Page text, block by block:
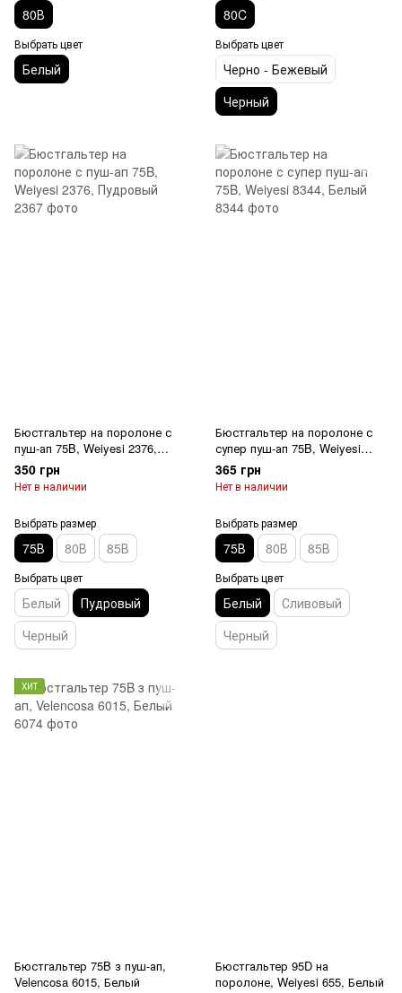
80В
Выбрать цвет
Белый
80C
Выбрать цвет
Черно - Бежевый
Черный
Бюстгальтер на поролоне с
пуш-ап 75B, Weiyesi 2376,
Пудровый
350 грн
Нет в наличии
Выбрать размер
75В 80В 85В
Выбрать цвет
Белый
Пудровый
Черный
Бюстгальтер на поролоне с
супер пуш-ап 75B, Weiyesi
8344, Белый
365 грн
Нет в наличии
Выбрать размер
75В 80В 85В
Выбрать цвет
Белый
Сливовый
Черный
ХИТ
Бюстгальтер 75B з пуш-ап,
Velencosa 6015, Белый
Бюстгальтер 95D на
поролоне, Weiyesi 655, Белый